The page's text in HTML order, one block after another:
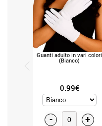
Guanti adulto in vari colori
(Bianco)
0.99€
- +